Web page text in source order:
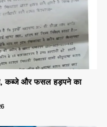
कब्जे और फसल हड़पने का